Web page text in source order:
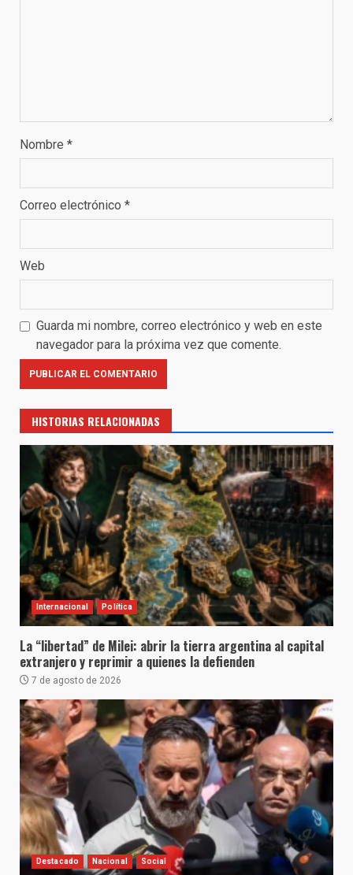
Nombre *
Correo electrónico *
Web
Guarda mi nombre, correo electrónico y web en este
navegador para la próxima vez que comente.
HISTORIAS RELACIONADAS
Internacional Política
La “libertad” de Milei: abrir la tierra argentina al capital
extranjero y reprimir a quienes la defienden
7 de agosto de 2026
Destacado Nacional Social